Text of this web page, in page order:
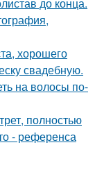
хорошего
свадебную.
на волосы по-
полностью
- референса